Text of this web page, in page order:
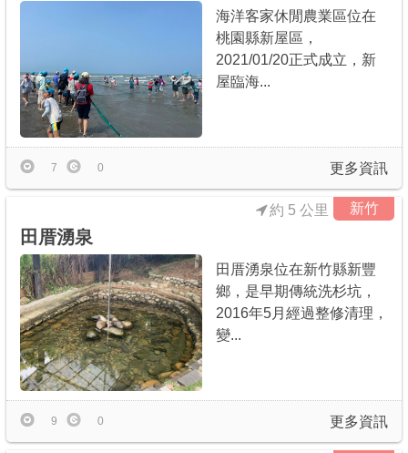
海洋客家休閒農業區位在
桃園縣新屋區，
2021/01/20正式成立，新
屋臨海...
更多資訊
7 0
新竹
約 5 公里
田厝湧泉
田厝湧泉位在新竹縣新豐
鄉，是早期傳統洗杉坑，
2016年5月經過整修清理，
變...
更多資訊
9 0